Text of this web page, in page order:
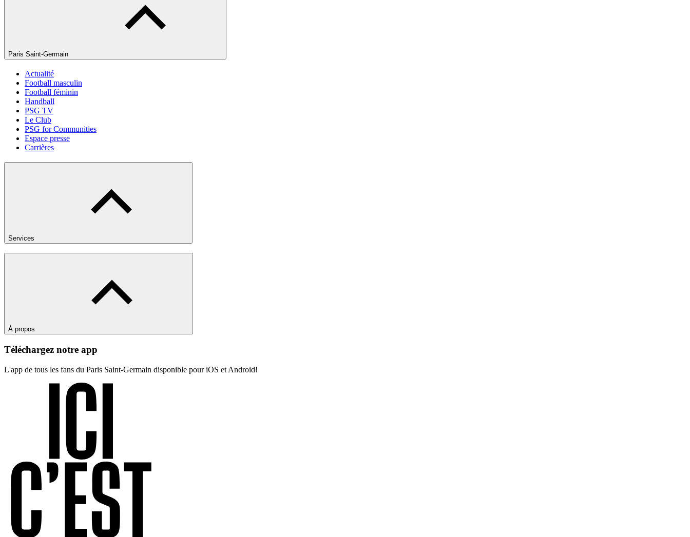
Paris Saint-Germain
Actualité
Football masculin
Football féminin
Handball
PSG TV
Le Club
PSG for Communities
Espace presse
Carrières
Services
À propos
Téléchargez notre app
L'app de tous les fans du Paris Saint-Germain disponible pour iOS et Android!